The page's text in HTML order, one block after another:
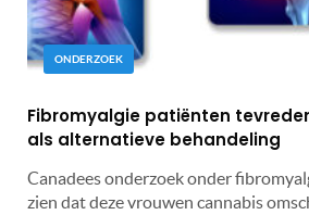
ONDERZOEK
Fibromyalgie patiënten
als alternatieve behandeling
Canadees onderzoek onder
zien dat deze vrouwen cannabis